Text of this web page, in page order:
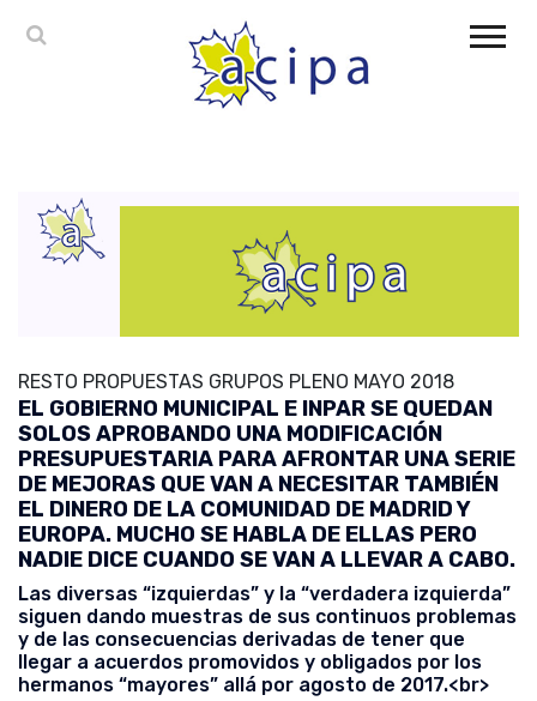
RESTO PROPUESTAS GRUPOS PLENO MAYO 2018
EL GOBIERNO MUNICIPAL E INPAR SE QUEDAN
SOLOS APROBANDO UNA MODIFICACIÓN
PRESUPUESTARIA PARA AFRONTAR UNA SERIE
DE MEJORAS QUE VAN A NECESITAR TAMBIÉN
EL DINERO DE LA COMUNIDAD DE MADRID Y
EUROPA. MUCHO SE HABLA DE ELLAS PERO
NADIE DICE CUANDO SE VAN A LLEVAR A CABO.
Las diversas “izquierdas” y la “verdadera izquierda”
siguen dando muestras de sus continuos problemas
y de las consecuencias derivadas de tener que
llegar a acuerdos promovidos y obligados por los
hermanos “mayores” allá por agosto de 2017.<br>